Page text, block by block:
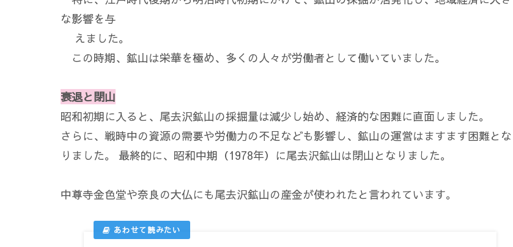
な影響を与
えました。
この時期、鉱山は栄華を極め、多くの人々が労働者として働いていました。
衰退と閉山
昭和初期に入ると、尾去沢鉱山の採掘量は減少し始め、経済的な困難に直面しました。
さらに、戦時中の資源の需要や労働力の不足なども影響し、鉱山の運営はますます困難とな
りました。 最終的に、昭和中期（1978年）に尾去沢鉱山は閉山となりました。
中尊寺金色堂や奈良の大仏にも尾去沢鉱山の産金が使われたと言われています。